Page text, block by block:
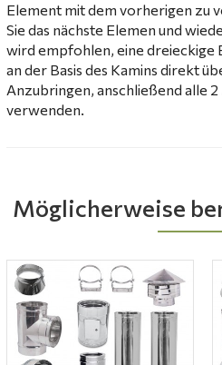
Möglicherweise
Element mit dem vorherigen zu
Sie das nächste Elemen und
wird empfohlen, eine dreieckige
an der Basis des Kamins direkt
Anzubringen, anschließend alle
verwenden.